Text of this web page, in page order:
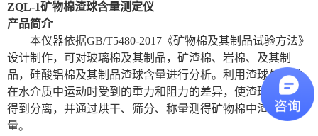
防水卷材类试验仪器
陶瓷砖系列
土工类试验仪器
ZQL-1矿物棉渣球含量测定仪
产品简介
本仪器依据GB/T5480-2017《矿物棉及其制品试验方法》
设计制作，可对玻璃棉及其制品，矿渣棉、岩棉、及其制
品，硅酸铝棉及其制品渣球含量进行分析。利用渣球与纤维
在水介质中运动时受到的重力和阻力的差异，使渣球和纤维
得到分离，并通过烘干、筛分、称量测得矿物棉中渣球含
量。